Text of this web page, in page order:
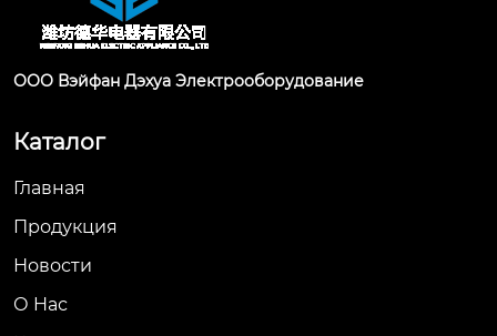
ООО Вэйфан Дэхуа Электрооборудование
Каталог
Главная
Продукция
Новости
О Hас